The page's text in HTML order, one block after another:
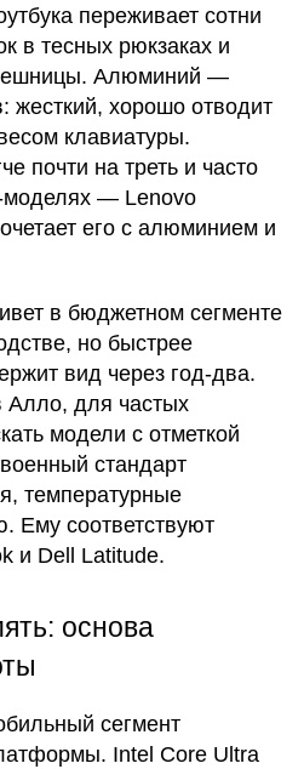
переживает сотни
в тесных рюкзаках и
Алюминий —
жесткий, хорошо отводит
клавиатуры.
почти на треть и часто
моделях — Lenovo
его с алюминием и
в бюджетном сегменте
но быстрее
вид через год-два.
Алло, для частых
модели с отметкой
стандарт
температурные
Ему соответствуют
и Dell Latitude.
основа
сегмент
Intel Core Ultra